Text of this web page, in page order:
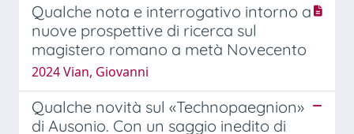
Qualche nota e interrogativo intorno a
nuove prospettive di ricerca sul
magistero romano a metà Novecento
2024 Vian, Giovanni
Qualche novità sul «Technopaegnion»
di Ausonio. Con un saggio inedito di